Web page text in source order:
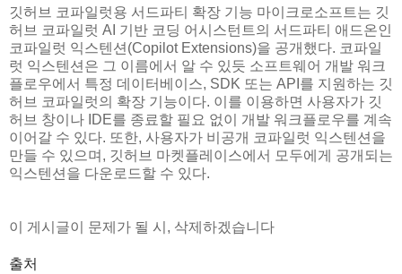
깃허브 코파일럿용 서드파티 확장 기능 마이크로소프트는 깃
허브 코파일럿 AI 기반 코딩 어시스턴트의 서드파티 애드온인
코파일럿 익스텐션(Copilot Extensions)을 공개했다. 코파일
럿 익스텐션은 그 이름에서 알 수 있듯 소프트웨어 개발 워크
플로우에서 특정 데이터베이스, SDK 또는 API를 지원하는 깃
허브 코파일럿의 확장 기능이다. 이를 이용하면 사용자가 깃
허브 창이나 IDE를 종료할 필요 없이 개발 워크플로우를 계속
이어갈 수 있다. 또한, 사용자가 비공개 코파일럿 익스텐션을
만들 수 있으며, 깃허브 마켓플레이스에서 모두에게 공개되는
익스텐션을 다운로드할 수 있다.
이 게시글이 문제가 될 시, 삭제하겠습니다
출처